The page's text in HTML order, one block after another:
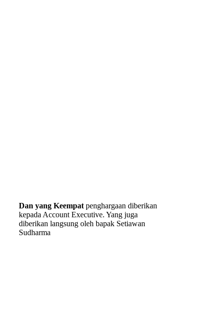
Dan yang Keempat penghargaan diberikan
kepada Account Executive. Yang juga
diberikan langsung oleh bapak Setiawan
Sudharma